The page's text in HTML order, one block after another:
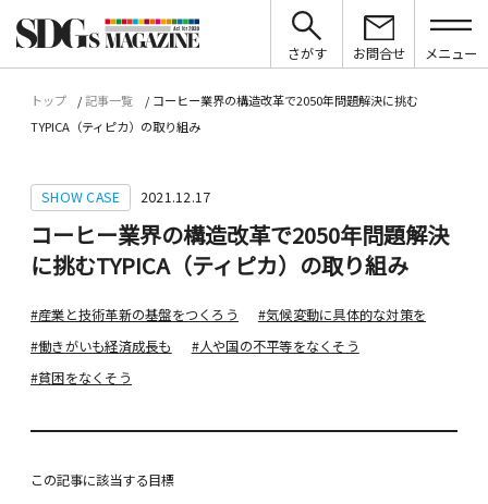
さがす お問合せ メニュー
トップ 記事一覧
コーヒー業界の構造改革で2050年問題解決に挑む
TYPICA（ティピカ）の取り組み
SHOW CASE 2021.12.17
コーヒー業界の構造改革で2050年問題解決
に挑むTYPICA（ティピカ）の取り組み
#産業と技術革新の基盤をつくろう
#気候変動に具体的な対策を
#働きがいも経済成長も
#人や国の不平等をなくそう
#貧困をなくそう
この記事に該当する目標